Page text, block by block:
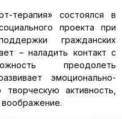
терапия» состоялся в
проекта при
гражданских
– наладить контакт с
преодолеть
эмоционально-
активность,